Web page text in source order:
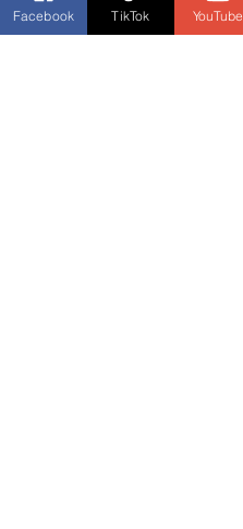
Katso lisää
Facebook TikTok YouTube